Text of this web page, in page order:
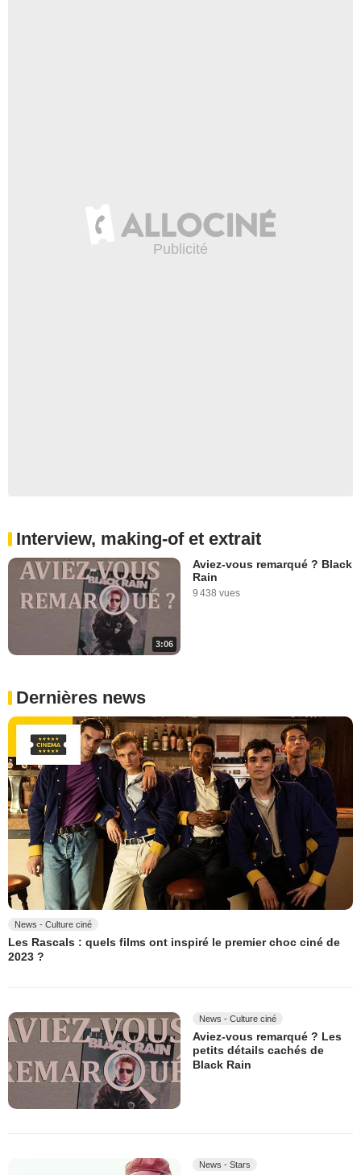
Interview, making-of et extrait
3:06
Aviez-vous remarqué ? Black
Rain
9 438 vues
Dernières news
News - Culture ciné
Les Rascals : quels films ont inspiré le premier choc ciné de
2023 ?
News - Culture ciné
Aviez-vous remarqué ? Les
petits détails cachés de
Black Rain
News - Stars